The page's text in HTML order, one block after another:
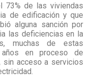
73% de las viviendas
de edificación y que
alguna sanción por
las deficiencias en la
muchas de estas
años en proceso de
sin acceso a servicios